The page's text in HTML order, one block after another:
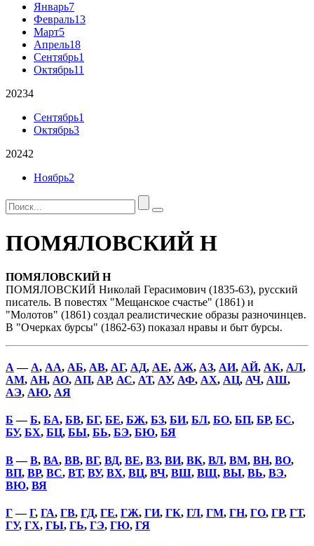
Январь7
Февраль13
Март5
Апрель18
Сентябрь1
Октябрь11
20234
Сентябрь1
Октябрь3
20242
Ноябрь2
ПОМЯЛОВСКИЙ Н
ПОМЯЛОВСКИЙ Н
ПОМЯЛОВСКИЙ Николай Герасимович (1835-63), русский
писатель. В повестях "Мещанское счастье" (1861) и
"Молотов" (1861) создал реалистические образы разночинцев.
В "Очерках бурсы" (1862-63) показал нравы и быт бурсы.
А — А, АА, АБ, АВ, АГ, АД, АЕ, АЖ, АЗ, АИ, АЙ, АК, АЛ,
АМ, АН, АО, АП, АР, АС, АТ, АУ, АФ, АХ, АЦ, АЧ, АШ,
АЭ, АЮ, АЯ
Б —Б, БА, БВ, БГ, БЕ, БЖ, БЗ, БИ, БЛ, БО, БП, БР, БС,
БУ, БХ, БЦ, БЫ, БЬ, БЭ, БЮ, БЯ
В—В, ВА, ВВ, ВГ, ВД, ВЕ, ВЗ, ВИ, ВК, ВЛ, ВМ, ВН, ВО,
ВП, ВР, ВС, ВТ, ВУ, ВХ, ВЦ, ВЧ, ВШ, ВЩ, ВЫ, ВЬ, ВЭ,
ВЮ, ВЯ
Г—Г, ГА, ГВ, ГД, ГЕ, ГЖ, ГИ, ГК, ГЛ, ГМ, ГН, ГО, ГР, ГТ,
ГУ, ГХ, ГЫ, ГЬ, ГЭ, ГЮ, ГЯ